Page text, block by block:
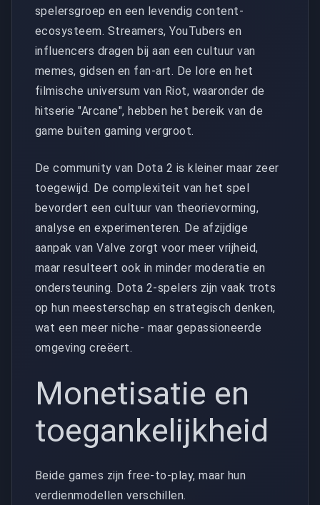
spelersgroep en een levendig content-
ecosysteem. Streamers, YouTubers en
influencers dragen bij aan een cultuur van
memes, gidsen en fan-art. De lore en het
filmische universum van Riot, waaronder de
hitserie "Arcane", hebben het bereik van de
game buiten gaming vergroot.
De community van Dota 2 is kleiner maar zeer
toegewijd. De complexiteit van het spel
bevordert een cultuur van theorievorming,
analyse en experimenteren. De afzijdige
aanpak van Valve zorgt voor meer vrijheid,
maar resulteert ook in minder moderatie en
ondersteuning. Dota 2-spelers zijn vaak trots
op hun meesterschap en strategisch denken,
wat een meer niche- maar gepassioneerde
omgeving creëert.
Monetisatie en
toegankelijkheid
Beide games zijn free-to-play, maar hun
verdienmodellen verschillen.